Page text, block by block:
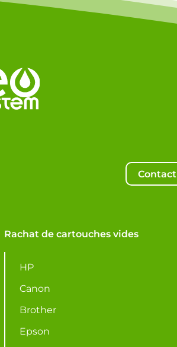
Contact
Rachat de cartouches vides
HP
Canon
Brother
Epson